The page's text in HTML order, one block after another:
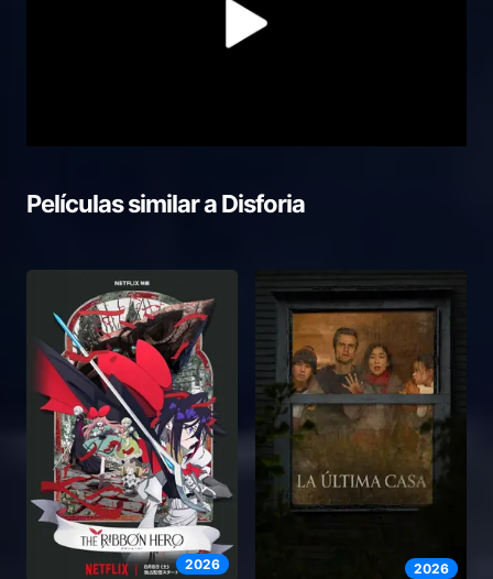
Películas similar aDisforia
2026 2026